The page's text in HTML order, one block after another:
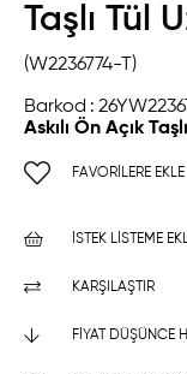
Taşlı Tül
(W2236774-T)
Barkod :
Askılı Ön Açık
FAVORILERE EKLE
İSTEK LISTEME
KARŞILAŞTIR
FIYAT DÜŞÜNCE